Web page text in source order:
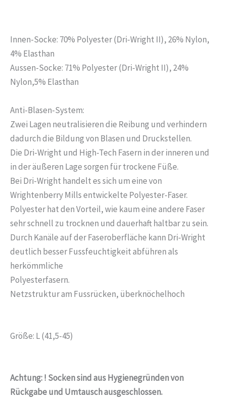
Innen-Socke: 70% Polyester (Dri-Wright II), 26% Nylon,
4% Elasthan
Aussen-Socke: 71% Polyester (Dri-Wright II), 24%
Nylon,5% Elasthan
Anti-Blasen-System:
Zwei Lagen neutralisieren die Reibung und verhindern
dadurch die Bildung von Blasen und Druckstellen.
Die Dri-Wright und High-Tech Fasern in der inneren und
in der äußeren Lage sorgen für trockene Füße.
Bei Dri-Wright handelt es sich um eine von
Wrightenberry Mills entwickelte Polyester-Faser.
Polyester hat den Vorteil, wie kaum eine andere Faser
sehr schnell zu trocknen und dauerhaft haltbar zu sein.
Durch Kanäle auf der Faseroberfläche kann Dri-Wright
deutlich besser Fussfeuchtigkeit abführen als
herkömmliche
Polyesterfasern.
Netzstruktur am Fussrücken, überknöchelhoch
Größe: L (41,5-45)
Achtung:! Socken sindaus Hygienegründenvon
Rückgabe und Umtauschausgeschlossen.